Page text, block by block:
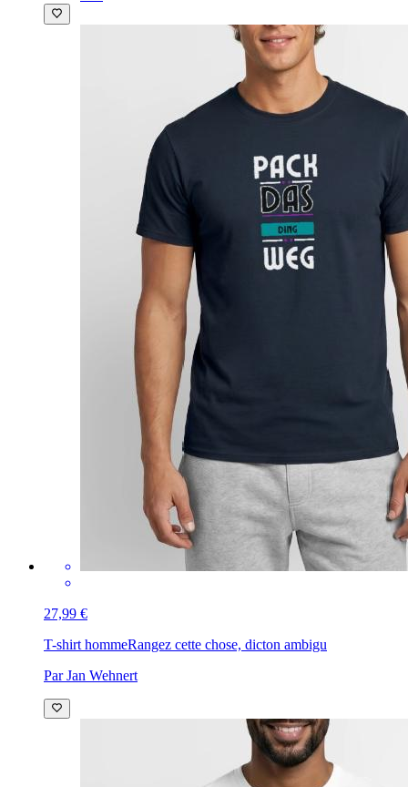
27,99 €
T-shirt hommeRangez cette chose, dicton ambigu
Par Jan Wehnert